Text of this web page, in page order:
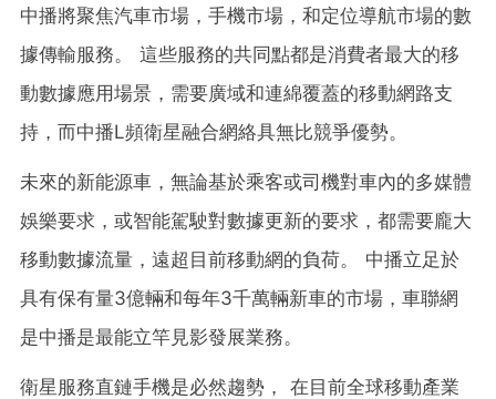
中播將聚焦汽車市場，手機市場，和定位導航市場的數
據傳輸服務。 這些服務的共同點都是消費者最大的移
動數據應用場景，需要廣域和連綿覆蓋的移動網路支
持，而中播L頻衛星融合網絡具無比競爭優勢。
未來的新能源車，無論基於乘客或司機對車內的多媒體
娛樂要求，或智能駕駛對數據更新的要求，都需要龐大
移動數據流量，遠超目前移動網的負荷。 中播立足於
具有保有量3億輛和每年3千萬輛新車的市場，車聯網
是中播是最能立竿見影發展業務。
衛星服務直鏈手機是必然趨勢， 在目前全球移動產業